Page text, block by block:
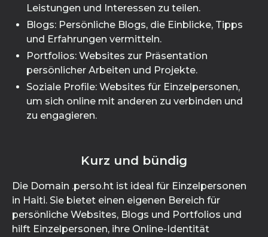
Leistungen und Interessen zu teilen.
Blogs: Persönliche Blogs, die Einblicke, Tipps
und Erfahrungen vermitteln.
Portfolios: Websites zur Präsentation
persönlicher Arbeiten und Projekte.
Soziale Profile: Websites für Einzelpersonen,
um sich online mit anderen zu verbinden und
zu engagieren.
Kurz und bündig
Die Domain .perso.ht ist ideal für Einzelpersonen
in Haiti. Sie bietet einen eigenen Bereich für
persönliche Websites, Blogs und Portfolios und
hilft Einzelpersonen, ihre Online-Identität